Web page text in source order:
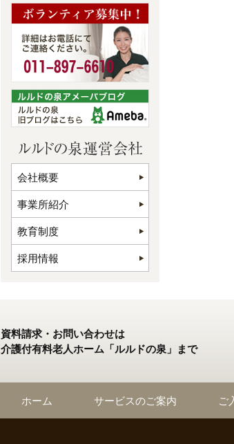
会社概要
事業所紹介
教育制度
採用情報
資料請求・お問い合わせは
介護付有料老人ホーム「ルルドの泉」まで
ホーム サービスのご案内 ご